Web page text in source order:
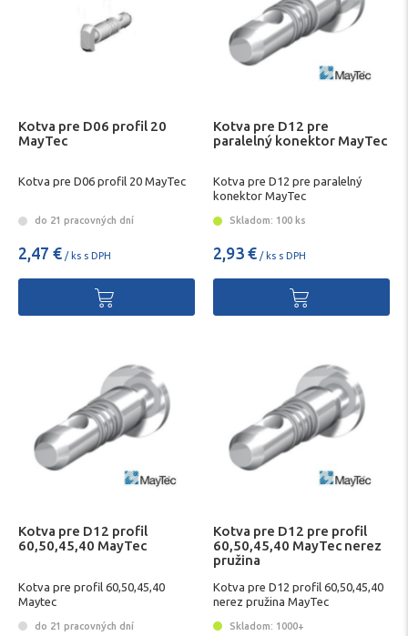
Kotva pre D06 profil 20
MayTec
Kotva pre D06 profil 20 MayTec
do 21 pracovných dní
2,47 € / ks s DPH
Kotva pre D12 pre
paralelný konektor MayTec
Kotva pre D12 pre paralelný
konektor MayTec
Skladom: 100 ks
2,93 € / ks s DPH
Kotva pre D12 profil
60,50,45,40 MayTec
Kotva pre profil 60,50,45,40
Maytec
do 21 pracovných dní
Kotva pre D12 pre profil
60,50,45,40 MayTec nerez
pružina
Kotva pre D12 profil 60,50,45,40
nerez pružina MayTec
Skladom: 1000+